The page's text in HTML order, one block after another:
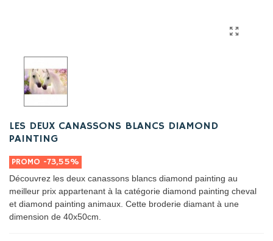
LES DEUX CANASSONS BLANCS DIAMOND
PAINTING
PROMO -73,55%
Découvrez les deux canassons blancs diamond painting au
meilleur prix appartenant à la catégorie diamond painting cheval
et diamond painting animaux. Cette broderie diamant à une
dimension de 40x50cm.